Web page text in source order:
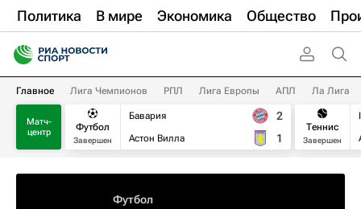
Политика В мире Экономика Общество
Главное Лига Чемпионов РПЛ Лига Европы АПЛ Ла Лига
Матч-
центр
Футбол
Завершен
Бавария
Астон Вилла
2
1
Теннис
Завершен
Футбол